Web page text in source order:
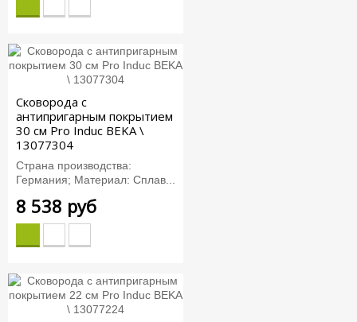
Сковорода с
антипригарным покрытием
30 см Pro Induc BEKA \
13077304
Страна производства:
Германия; Материал: Сплав...
8 538 руб